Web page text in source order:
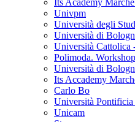
Its Academy
Univpm
Università degli
Università di
Università Cattolica
Polimoda.
Università di
Its Accademy
Carlo Bo
Università Pontificia
Unicam